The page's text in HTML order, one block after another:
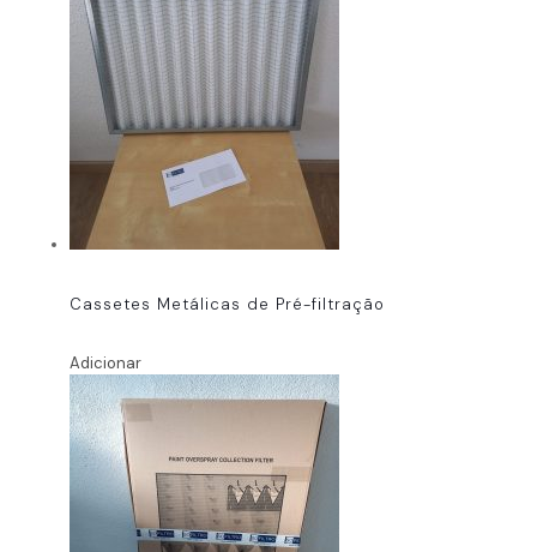
Cassetes Metálicas de Pré-filtração
Adicionar